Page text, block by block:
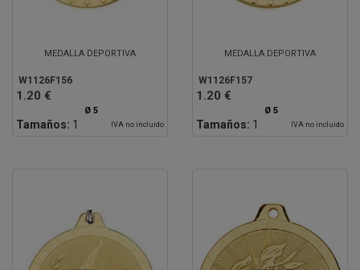
MEDALLA DEPORTIVA
W1126F156
1.20 €
Ø 5
Tamaños: 1 IVA no incluido
MEDALLA DEPORTIVA
W1126F157
1.20 €
Ø 5
Tamaños: 1 IVA no incluido